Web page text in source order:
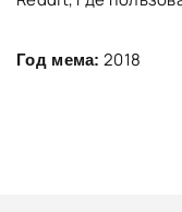
Год мема: 2018